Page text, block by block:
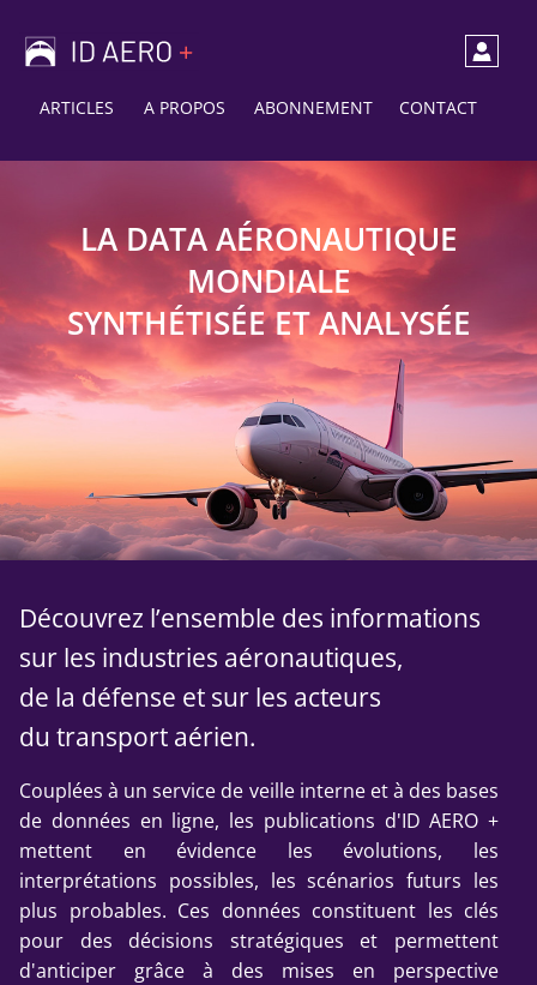
ARTICLES A PROPOS ABONNEMENT CONTACT
LA DATA AÉRONAUTIQUE
MONDIALE
SYNTHÉTISÉE ET ANALYSÉE
Découvrez l’ensemble des informations
sur les industries aéronautiques,
de la défense et sur les acteurs
du transport aérien.
Couplées à un service de veille interne et à des bases
de données en ligne, les publications d'ID AERO +
mettent en évidence les évolutions, les
interprétations possibles, les scénarios futurs les
plus probables. Ces données constituent les clés
pour des décisions stratégiques et permettent
d'anticiper grâce à des mises en perspective